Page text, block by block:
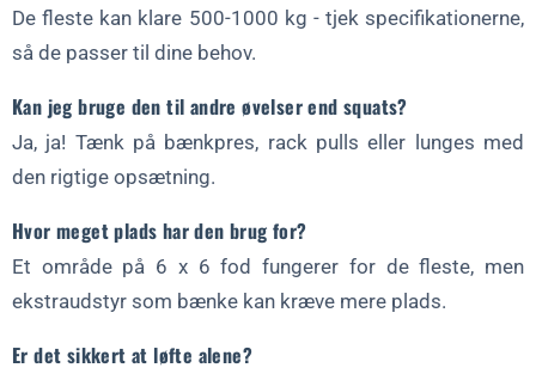
De fleste kan klare 500-1000 kg - tjek specifikationerne,
så de passer til dine behov.
Kan jeg bruge den til andre øvelser end squats?
Ja, ja! Tænk på bænkpres, rack pulls eller lunges med
den rigtige opsætning.
Hvor meget plads har den brug for?
Et område på 6 x 6 fod fungerer for de fleste, men
ekstraudstyr som bænke kan kræve mere plads.
Er det sikkert at løfte alene?